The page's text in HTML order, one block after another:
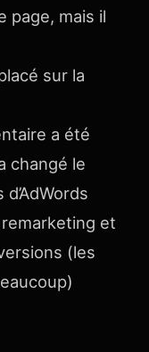
page, mais il
sur la
a été
changé le
et
(les